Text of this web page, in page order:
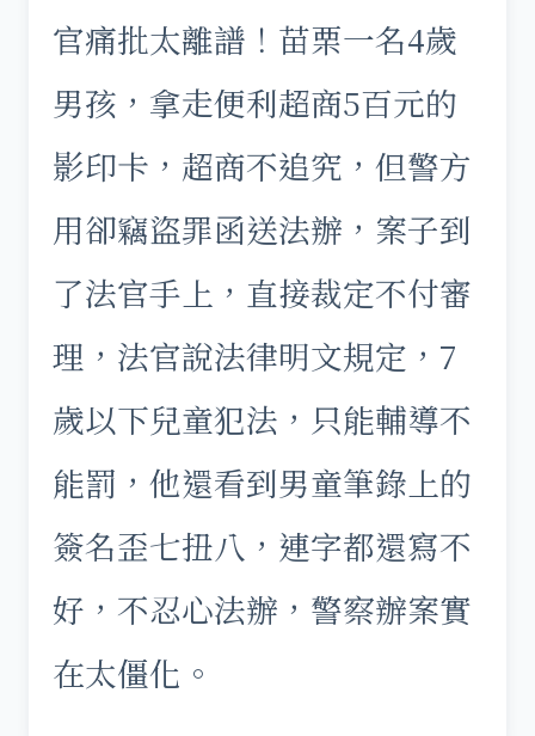
官痛批太離譜！苗栗一名4歲
男孩，拿走便利超商5百元的
影印卡，超商不追究，但警方
用卻竊盜罪函送法辦，案子到
了法官手上，直接裁定不付審
理，法官說法律明文規定，7
歲以下兒童犯法，只能輔導不
能罰，他還看到男童筆錄上的
簽名歪七扭八，連字都還寫不
好，不忍心法辦，警察辦案實
在太僵化。